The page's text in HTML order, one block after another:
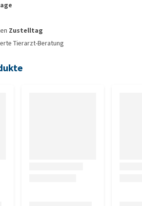
Zustelltag
Tierarzt-Beratung